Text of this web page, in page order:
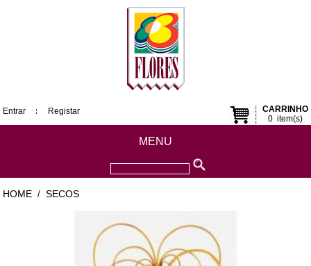
CARRINHO
0item(s)
Entrar Registar
MENU
HOME / SECOS